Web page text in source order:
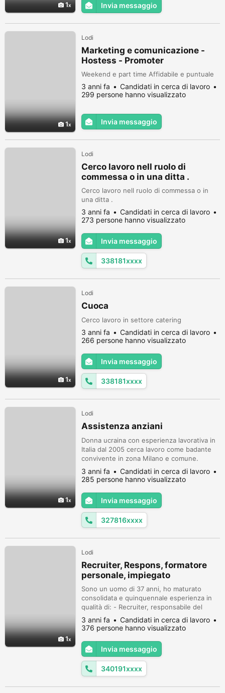
1
opzioni di sito disponibili (a prezzi non
Invia messaggio
1
Lodi
Marketing e comunicazione -
Hostess - Promoter
Weekend e part time Affidabile e puntuale
3 anni fa
Candidati in cerca di lavoro
299 persone hanno visualizzato
Invia messaggio
1
Lodi
Cerco lavoro nell ruolo di
commessa o in una ditta .
Cerco lavoro nell ruolo di commessa o in
una ditta .
3 anni fa
Candidati in cerca di lavoro
273 persone hanno visualizzato
Invia messaggio
338181xxxx
1
Lodi
Cuoca
Cerco lavoro in settore catering
3 anni fa
Candidati in cerca di lavoro
266 persone hanno visualizzato
Invia messaggio
338181xxxx
1
Lodi
Assistenza anziani
Donna ucraina con esperienza lavorativa in
Italia dal 2005 cerca lavoro come badante
convivente in zona Milano e comune.
Referenze dimostrabili, munita di Green
pass con 3 vaccini..Per motivo di salute non
persone allettati o in carrozzina..No vendita
o Marketing! No lavori turismo in online e
altri lavoretti in online.. Disponibilità
immediata.. Scrivere su...
3 anni fa
Candidati in cerca di lavoro
285 persone hanno visualizzato
Invia messaggio
327816xxxx
1
Lodi
Recruiter, Respons, formatore
personale, impiegato
Sono un uomo di 37 anni, ho maturato
consolidata e quinquennale esperienza in
qualità di: - Recruiter, responsabile del
personale e relativa gestione, formatore del
personale - Responsabile ed impiegato di
Logistica Professionalità, dedizione,
puntualità, problem solving, affidabilità sono
le doti che completano il mio profilo
professionale. Sono alla ricerc...
3 anni fa
Candidati in cerca di lavoro
376 persone hanno visualizzato
Invia messaggio
340191xxxx